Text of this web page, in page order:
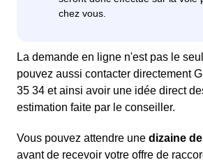
La demande en ligne n'est pas le
pouvez aussi contacter directement
35 34 et ainsi avoir une idée direct
estimation faite par le conseiller.
Vous pouvez attendre une dizaine
avant de recevoir votre offre de